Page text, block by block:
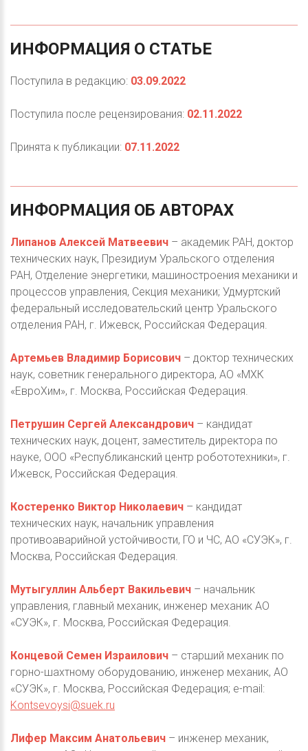
ИНФОРМАЦИЯ О СТАТЬЕ
Поступила в редакцию: 03.09.2022
Поступила после рецензирования: 02.11.2022
Принята к публикации: 07.11.2022
ИНФОРМАЦИЯ ОБ АВТОРАХ
Липанов Алексей Матвеевич – академик РАН, доктор
технических наук, Президиум Уральского отделения
РАН, Отделение энергетики, машиностроения механики и
процессов управления, Секция механики; Удмуртский
федеральный исследовательский центр Уральского
отделения РАН, г. Ижевск, Российская Федерация.
Артемьев Владимир Борисович – доктор технических
наук, советник генерального директора, АО «МХК
«ЕвроХим», г. Москва, Российская Федерация.
Петрушин Сергей Александрович – кандидат
технических наук, доцент, заместитель директора по
науке, ООО «Республиканский центр робототехники», г.
Ижевск, Российская Федерация.
Костеренко Виктор Николаевич – кандидат
технических наук, начальник управления
противоаварийной устойчивости, ГО и ЧС, АО «СУЭК», г.
Москва, Российская Федерация.
Мутыгуллин Альберт Вакильевич – начальник
управления, главный механик, инженер механик АО
«СУЭК», г. Москва, Российская Федерация.
Концевой Семен Израилович – старший механик по
горно-шахтному оборудованию, инженер механик, АО
«СУЭК», г. Москва, Российская Федерация; e-mail:
Kontsevoysi@suek.ru
Лифер Максим Анатольевич – инженер механик,